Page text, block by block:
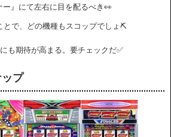
』にて左右に目を配るべき👀
とで、どの機種もスコップでしょ⛏
も期待が高まる。要チェックだ✅
プ